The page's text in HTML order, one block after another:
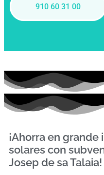
910 60 31 00
¡Ahorra en
solares con
Josep de sa Talaia!